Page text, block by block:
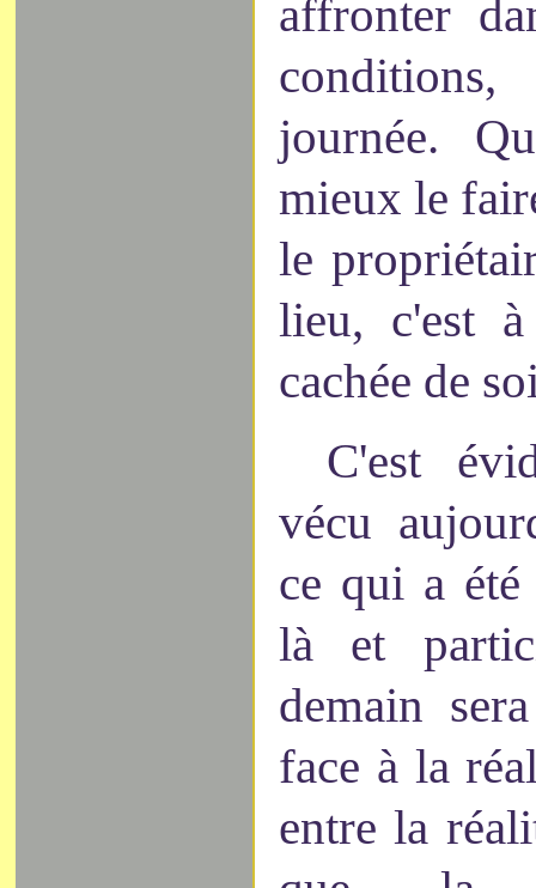
affronter
journée.
mieux le
le
lieu, c'est
cachée de
C'est
vécu
ce qui a
là et
demain
face à la
entre la